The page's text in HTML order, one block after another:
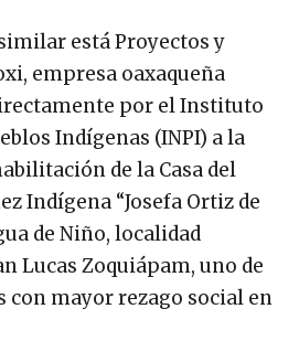
está Proyectos y
empresa oaxaqueña
por el Instituto
Indígenas (INPI) a la
de la Casa del
Indígena “Josefa Ortiz de
de Niño, localidad
Lucas Zoquiápam, uno de
con mayor rezago social en